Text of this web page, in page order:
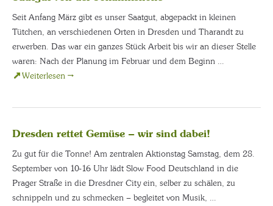
Seit Anfang März gibt es unser Saatgut, abgepackt in kleinen
Tütchen, an verschiedenen Orten in Dresden und Tharandt zu
erwerben. Das war ein ganzes Stück Arbeit bis wir an dieser Stelle
waren: Nach der Planung im Februar und dem Beginn …
Weiterlesen →
Dresden rettet Gemüse – wir sind dabei!
Zu gut für die Tonne! Am zentralen Aktionstag Samstag, dem 28.
September von 10-16 Uhr lädt Slow Food Deutschland in die
Prager Straße in die Dresdner City ein, selber zu schälen, zu
schnippeln und zu schmecken – begleitet von Musik, …